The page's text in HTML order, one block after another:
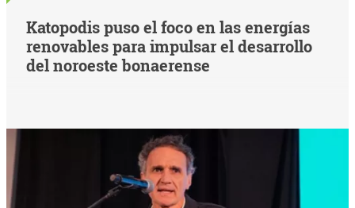
Katopodis puso el foco en las energías
renovables para impulsar el desarrollo
del noroeste bonaerense